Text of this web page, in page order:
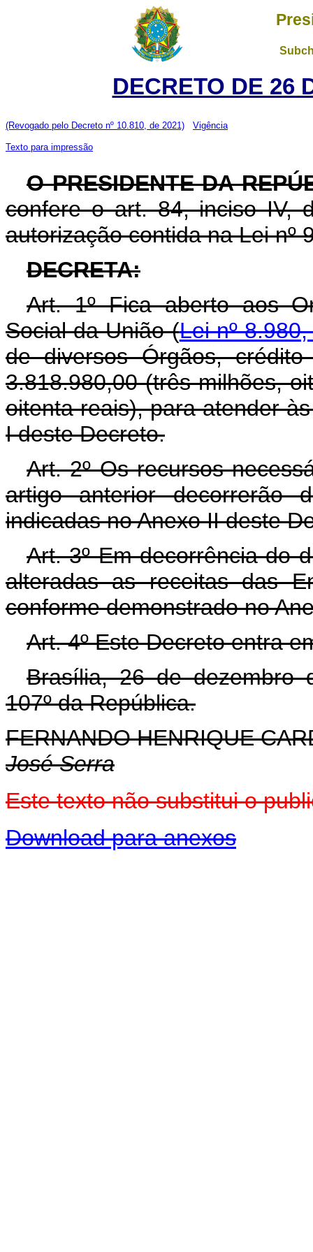
DECRETO DE 26
(Revogado pelo Decreto nº 10.810, de 2021) Vigência
Texto para impressão
O PRESIDENTE DA
confere o art. 84, inciso IV,
autorização contida na Lei nº
DECRETA:
Art. 1º Fica aberto aos
Social da União (Lei nº
de diversos Órgãos,
3.818.980,00 (três milhões,
oitenta reais), para atender
I deste Decreto.
Art. 2º Os recursos
artigo anterior decorrerão
indicadas no Anexo II deste
Art. 3º Em decorrência do
alteradas as receitas das
conforme demonstrado no
Art. 4º Este Decreto entra
Brasília, 26 de dezembro
107º da República.
FERNANDO HENRIQUE
José Serra
Este texto não substitui o
Download para anexos